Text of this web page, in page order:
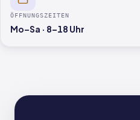
ÖFFNUNGSZEITEN
Mo–Sa · 8–18 Uhr